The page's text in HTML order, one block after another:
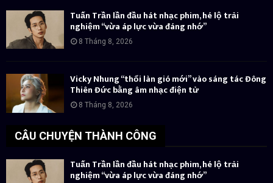
Tuấn Trần lần đầu hát nhạc phim, hé lộ trải
nghiệm “vừa áp lực vừa đáng nhớ”
8 Tháng 8, 2026
Vicky Nhung “thổi làn gió mới” vào sáng tác Đông
Thiên Đức bằng âm nhạc điện tử
8 Tháng 8, 2026
CÂU CHUYỆN THÀNH CÔNG
Tuấn Trần lần đầu hát nhạc phim, hé lộ trải
nghiệm “vừa áp lực vừa đáng nhớ”